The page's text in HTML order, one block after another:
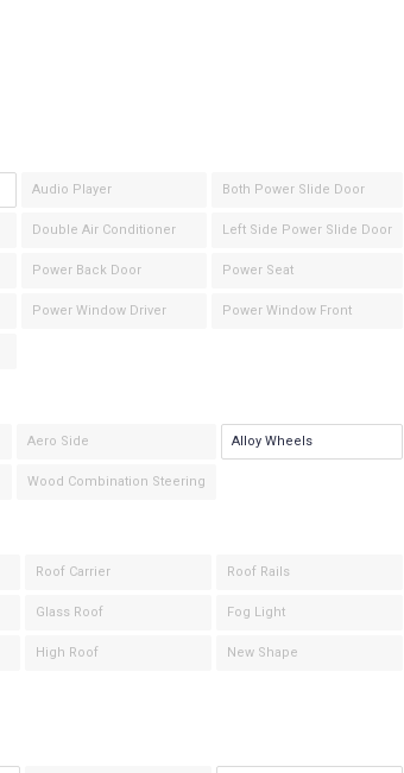
Audio Player Both Power Slide Door
Double Air Conditioner Left Side Power Slide Door
Power Back Door Power Seat
Power Window Driver Power Window Front
Aero Side Alloy Wheels
Wood Combination Steering
Roof Carrier Roof Rails
Glass Roof Fog Light
High Roof New Shape